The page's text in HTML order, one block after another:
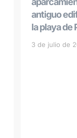
antiguo
la playa de
3 de julio de